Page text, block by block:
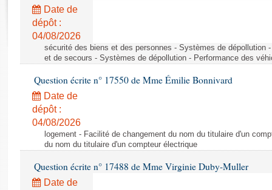
Rapports législatifs
Rapports sur l'application des lois
Baromètre de l’application des lois
Dossiers législatifs
Budget et sécurité sociale
Questions écrites et orales
Comptes rendus des débats
Date de
dépôt :
04/08/2026
sécurité des biens et des personnes - Systèmes de dépollution
et de secours - Systèmes de dépollution - Performance des
Question écrite n° 17550 de Mme Émilie Bonnivard
Date de
dépôt :
04/08/2026
logement - Facilité de changement du nom du titulaire d'un
du nom du titulaire d'un compteur électrique
Question écrite n° 17488 de Mme Virginie Duby-Muller
Date de